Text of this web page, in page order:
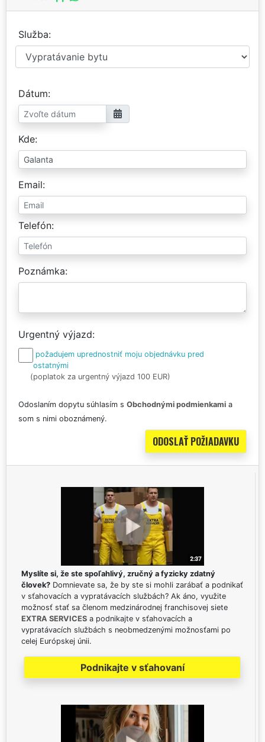
Služba
Dátum
Kde
Email
Telefón
Poznámka
Urgentný výjazd
požadujem uprednostniť moju objednávku pred
ostatnými
(poplatok za urgentný výjazd 100 EUR)
Odoslaním dopytu súhlasím s Obchodnými podmienkami a
som s nimi oboznámený.
Myslíte si, že ste spoľahlivý, zručný a fyzicky zdatný
človek? Domnievate sa, že by ste si mohli zarábať a podnikať
v sťahovacích a vypratávacích službách? Ak áno, využite
možnosť stať sa členom medzinárodnej franchisovej siete
EXTRA SERVICES a podnikajte v sťahovacích a
vypratávacích službách s neobmedzenými možnosťami po
celej Európskej únii.
Podnikajte v sťahovaní